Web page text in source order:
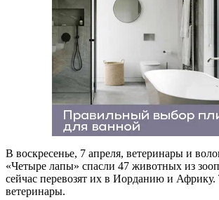
В воскресенье, 7 апреля, ветеринары и
«Четыре лапы» спасли 47 животных из
сейчас перевозят их в Иорданию и Африку.
ветеринары.